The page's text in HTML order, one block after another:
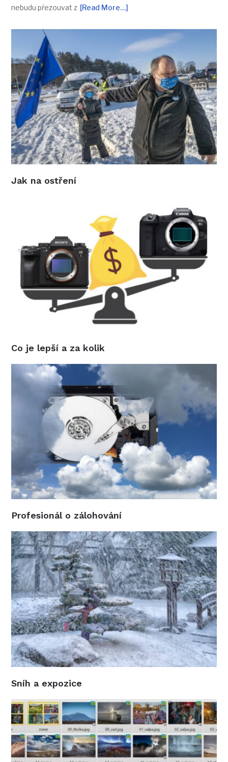
nebudu přezouvat z [Read More…]
Jak na ostření
Co je lepší a za kolik
Profesionál o zálohování
Sníh a expozice